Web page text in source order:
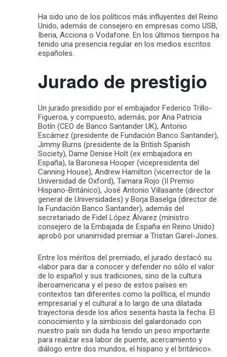
Ha sido uno de los políticos más influyentes del Reino
Unido, además de consejero en empresas como USB,
Iberia, Acciona o Vodafone. En los últimos tiempos ha
tenido una presencia regular en los medios escritos
españoles.
Jurado de prestigio
Un jurado presidido por el embajador Federico Trillo-
Figueroa, y compuesto, además, por Ana Patricia
Botín (CEO de Banco Santander UK), Antonio
Escámez (presidente de Fundación Banco Santander),
Jimmy Burns (presidente de la British Spanish
Society), Dame Denise Holt (ex embajadora en
España), la Baronesa Hooper (vicepresidenta del
Canning House), Andrew Hamilton (vicerrector de la
Universidad de Oxford), Tamara Rojo (II Premio
Hispano-Británico), José Antonio Villasante (director
general de Universidades) y Borja Baselga (director de
la Fundación Banco Santander), además del
secretariado de Fidel López Álvarez (ministro
consejero de la Embajada de España en Reino Unido)
aprobó por unanimidad premiar a Tristan Garel-Jones.
Entre los méritos del premiado, el jurado destacó su
«labor para dar a conocer y defender no sólo el valor
de lo español y sus tradiciones, sino de la cultura
iberoamericana y el peso de estos países en
contextos tan diferentes como la política, el mundo
empresarial y el cultural a lo largo de una dilatada
trayectoria desde los años sesenta hasta la fecha. El
conocimiento y la simbiosis del galardonado con
nuestro país sin duda ha tenido un peso importante
para realizar esa labor de puente, acercamiento y
diálogo entre dos mundos, el hispano y el británico».